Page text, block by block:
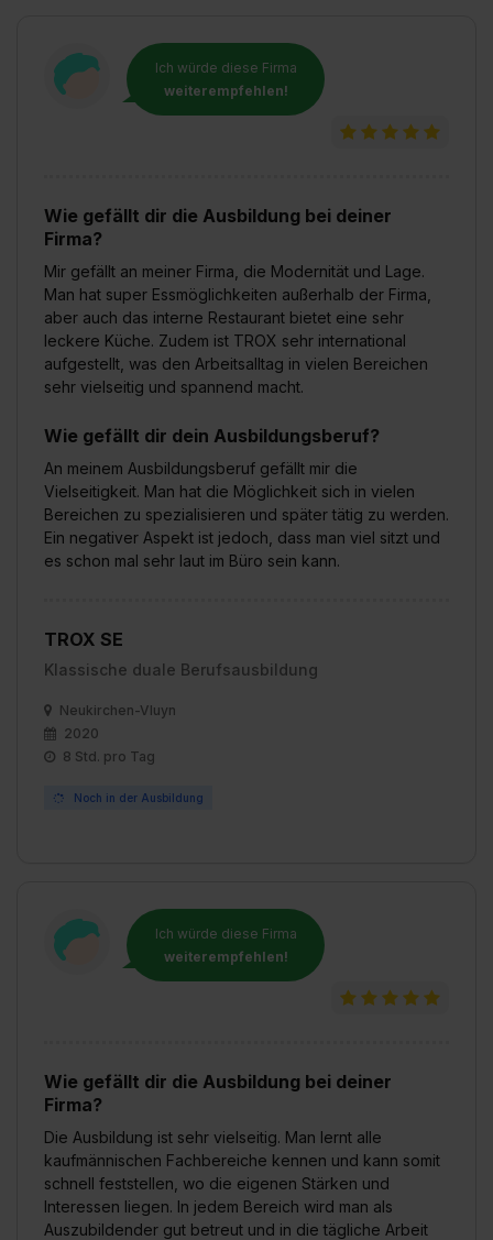
zeigen“. Weitere Informationen:Datenschutzerklärung
Impressum
Ich würde diese Firma
weiterempfehlen!
Wie gefällt dir die Ausbildung bei deiner
Firma?
Mir gefällt an meiner Firma, die Modernität und Lage.
Man hat super Essmöglichkeiten außerhalb der Firma,
aber auch das interne Restaurant bietet eine sehr
leckere Küche. Zudem ist TROX sehr international
aufgestellt, was den Arbeitsalltag in vielen Bereichen
sehr vielseitig und spannend macht.
Wie gefällt dir dein Ausbildungsberuf?
An meinem Ausbildungsberuf gefällt mir die
Vielseitigkeit. Man hat die Möglichkeit sich in vielen
Bereichen zu spezialisieren und später tätig zu werden.
Ein negativer Aspekt ist jedoch, dass man viel sitzt und
es schon mal sehr laut im Büro sein kann.
TROX SE
Klassische duale Berufsausbildung
Neukirchen-Vluyn
2020
8 Std. pro Tag
Noch in der Ausbildung
Ich würde diese Firma
weiterempfehlen!
Wie gefällt dir die Ausbildung bei deiner
Firma?
Die Ausbildung ist sehr vielseitig. Man lernt alle
kaufmännischen Fachbereiche kennen und kann somit
schnell feststellen, wo die eigenen Stärken und
Interessen liegen. In jedem Bereich wird man als
Auszubildender gut betreut und in die tägliche Arbeit